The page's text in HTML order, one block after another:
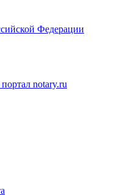
Федерации
notary.ru